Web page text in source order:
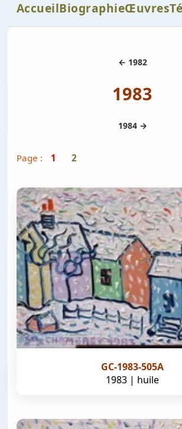
AccueilBiographieŒuvres
← 1982
1983
1984 →
Page : 1 2
GC-1983-505A
1983 | huile